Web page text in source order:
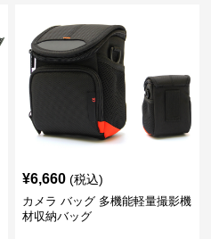
¥6,660 (税込)
カメラ バッグ 多機能軽量撮影機
材収納バッグ